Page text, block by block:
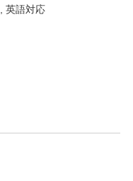
英語対応